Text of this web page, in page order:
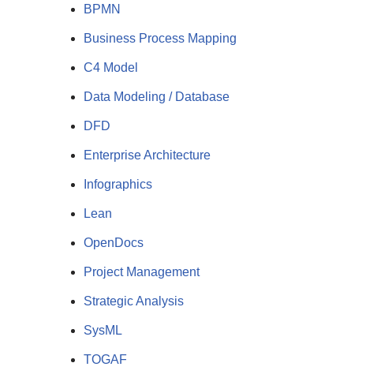
BPMN
Business Process Mapping
C4 Model
Data Modeling / Database
DFD
Enterprise Architecture
Infographics
Lean
OpenDocs
Project Management
Strategic Analysis
SysML
TOGAF